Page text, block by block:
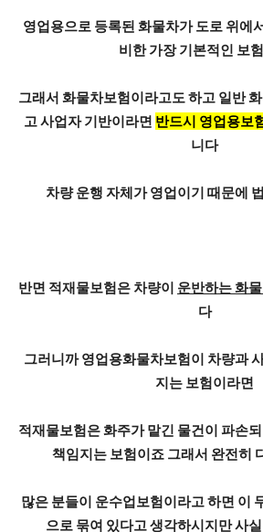
영업용으로 등록된 화물차가 도로 위에
비한 가장 기본적인 보
그래서 화물차보험이라고도 하고 일반
고 사업자 기반이라면 반드시 영업용보
니다
차량 운행 자체가 영업이기 때문에
반면 적재물보험은 차량이 운반하는 화
다
그러니까 영업용화물차보험이 차량과
지는 보험이라면
적재물보험은 화주가 맡긴 물건이 파손
책임지는 보험이죠 그래서 완전히
많은 분들이 운수업보험이라고 하면 이
으로 묶여 있다고 생각하시지만 사